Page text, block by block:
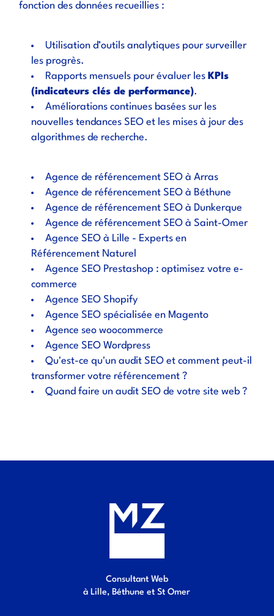
fonction des données recueillies :
Utilisation d’outils analytiques pour surveiller
les progrès.
Rapports mensuels pour évaluer les KPIs
(indicateurs clés de performance).
Améliorations continues basées sur les
nouvelles tendances SEO et les mises à jour des
algorithmes de recherche.
Agence de référencement SEO à Arras
Agence de référencement SEO à Béthune
Agence de référencement SEO à Dunkerque
Agence de référencement SEO à Saint-Omer
Agence SEO à Lille - Experts en
Référencement Naturel
Agence SEO Prestashop : optimisez votre e-
commerce
Agence SEO Shopify
Agence SEO spécialisée en Magento
Agence seo woocommerce
Agence SEO Wordpress
Qu'est-ce qu'un audit SEO et comment peut-il
transformer votre référencement ?
Quand faire un audit SEO de votre site web ?
Consultant Web
à Lille, Béthune et St Omer